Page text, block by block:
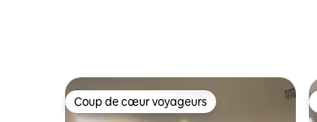
Coup de cœur voyageurs
Coup de cœur voyageurs